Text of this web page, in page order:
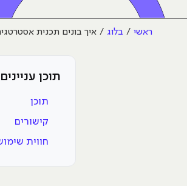
ראשי בלוג איך בונים תכנית
תוכן עניינים
תוכן
קישורים
חווית